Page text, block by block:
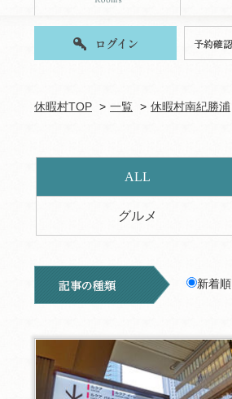
休暇村TOP 一覧 休暇村南紀勝浦
ALL
グルメ
新着順